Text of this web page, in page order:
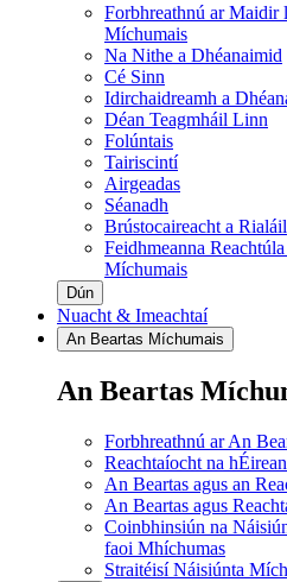
Forbhreathnú ar Maidir
Míchumais
Na Nithe a Dhéanaimid
Cé Sinn
Idirchaidreamh a
Déan Teagmháil Linn
Folúntais
Tairiscintí
Airgeadas
Séanadh
Brústocaireacht a Rialáil
Feidhmeanna
Míchumais
Dún
Nuacht & Imeachtaí
An Beartas Míchumais
An Beartas
Forbhreathnú ar An
Reachtaíocht na
An Beartas agus an
An Beartas agus
Coinbhinsiún na
faoi Mhíchumas
Straitéisí Náisiúnta